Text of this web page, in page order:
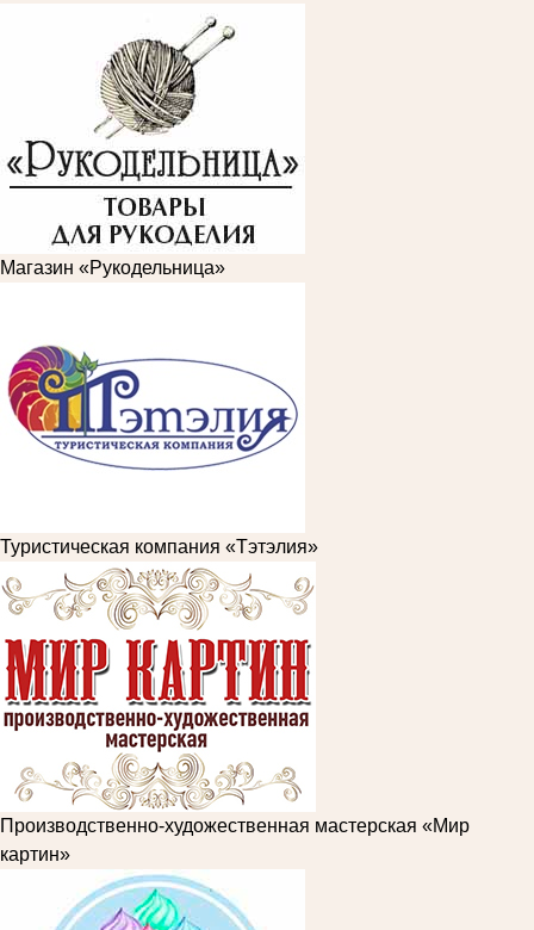
Магазин «Рукодельница»
Туристическая компания «Тэтэлия»
Производственно-художественная мастерская «Мир
картин»